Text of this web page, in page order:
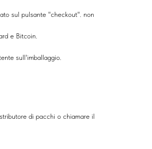
sul pulsante "checkout". non
e Bitcoin.
sull'imballaggio.
di pacchi o chiamare il